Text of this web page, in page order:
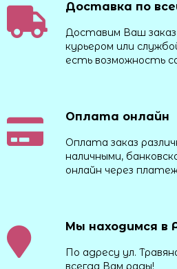
Доставка по
Доставим Ваш
курьером или
есть возможность
Оплата онлайн
Оплата заказ
наличными,
онлайн через
Мы находимся в
По адресу ул.
всегда Вам рады!